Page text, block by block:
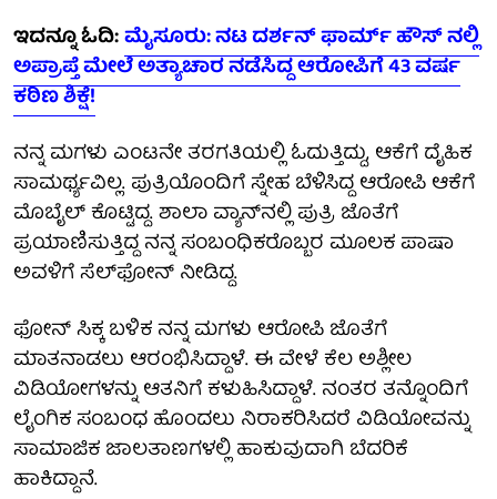
ಇದನ್ನೂ ಓದಿ:ಮೈಸೂರು: ನಟ ದರ್ಶನ್ ಫಾರ್ಮ್ ಹೌಸ್ ನಲ್ಲಿ
ಅಪ್ರಾಪ್ತೆ ಮೇಲೆ ಅತ್ಯಾಚಾರ ನಡೆಸಿದ್ದ ಆರೋಪಿಗೆ 43 ವರ್ಷ
ಕಠಿಣ ಶಿಕ್ಷೆ!
ನನ್ನ ಮಗಳು ಎಂಟನೇ ತರಗತಿಯಲ್ಲಿ ಓದುತ್ತಿದ್ದು, ಆಕೆಗೆ ದೈಹಿಕ
ಸಾಮರ್ಥ್ಯವಿಲ್ಲ. ಪುತ್ರಿಯೊಂದಿಗೆ ಸ್ನೇಹ ಬೆಳಿಸಿದ್ದ ಆರೋಪಿ ಆಕೆಗೆ
ಮೊಬೈಲ್ ಕೊಟ್ಟಿದ್ದ. ಶಾಲಾ ವ್ಯಾನ್‌ನಲ್ಲಿ ಪುತ್ರಿ ಜೊತೆಗೆ
ಪ್ರಯಾಣಿಸುತ್ತಿದ್ದ ನನ್ನ ಸಂಬಂಧಿಕರೊಬ್ಬರ ಮೂಲಕ ಪಾಷಾ
ಅವಳಿಗೆ ಸೆಲ್‌ಫೋನ್ ನೀಡಿದ್ದ.
ಫೋನ್ ಸಿಕ್ಕ ಬಳಿಕ ನನ್ನ ಮಗಳು ಆರೋಪಿ ಜೊತೆಗೆ
ಮಾತನಾಡಲು ಆರಂಭಿಸಿದ್ದಾಳೆ. ಈ ವೇಳೆ ಕೆಲ ಅಶ್ಲೀಲ
ವಿಡಿಯೋಗಳನ್ನು ಆತನಿಗೆ ಕಳುಹಿಸಿದ್ದಾಳೆ. ನಂತರ ತನ್ನೊಂದಿಗೆ
ಲೈಂಗಿಕ ಸಂಬಂಧ ಹೊಂದಲು ನಿರಾಕರಿಸಿದರೆ ವಿಡಿಯೋವನ್ನು
ಸಾಮಾಜಿಕ ಜಾಲತಾಣಗಳಲ್ಲಿ ಹಾಕುವುದಾಗಿ ಬೆದರಿಕೆ
ಹಾಕಿದ್ದಾನೆ.